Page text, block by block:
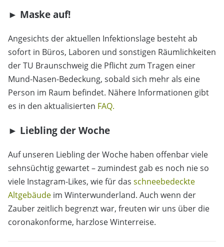
► Maske auf!
Angesichts der aktuellen Infektionslage besteht ab
sofort in Büros, Laboren und sonstigen Räumlichkeiten
der TU Braunschweig die Pflicht zum Tragen einer
Mund-Nasen-Bedeckung, sobald sich mehr als eine
Person im Raum befindet. Nähere Informationen gibt
es in den aktualisierten FAQ.
► Liebling der Woche
Auf unseren Liebling der Woche haben offenbar viele
sehnsüchtig gewartet – zumindest gab es noch nie so
viele Instagram-Likes, wie für das schneebedeckte
Altgebäude im Winterwunderland. Auch wenn der
Zauber zeitlich begrenzt war, freuten wir uns über die
coronakonforme, harzlose Winterreise.